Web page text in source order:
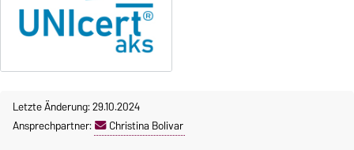
Letzte Änderung: 29.10.2024
Ansprechpartner:
Christina Bolivar